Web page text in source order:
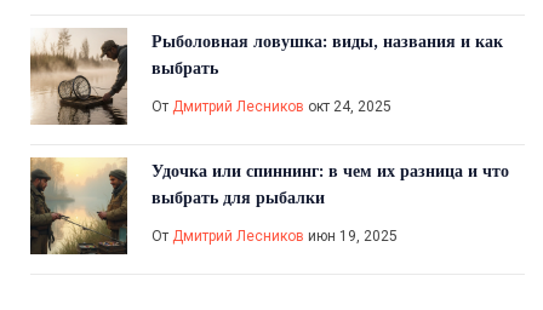
Рыболовная ловушка: виды, названия и как
выбрать
От Дмитрий Лесников окт 24, 2025
Удочка или спиннинг: в чем их разница и что
выбрать для рыбалки
От Дмитрий Лесников июн 19, 2025